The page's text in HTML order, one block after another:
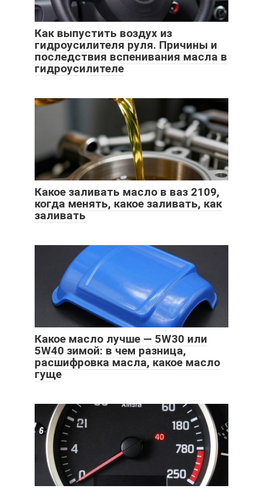
Как выпустить воздух из
гидроусилителя руля. Причины и
последствия вспенивания масла в
гидроусилителе
Какое заливать масло в ваз 2109,
когда менять, какое заливать, как
заливать
Какое масло лучше — 5W30 или
5W40 зимой: в чем разница,
расшифровка масла, какое масло
гуще